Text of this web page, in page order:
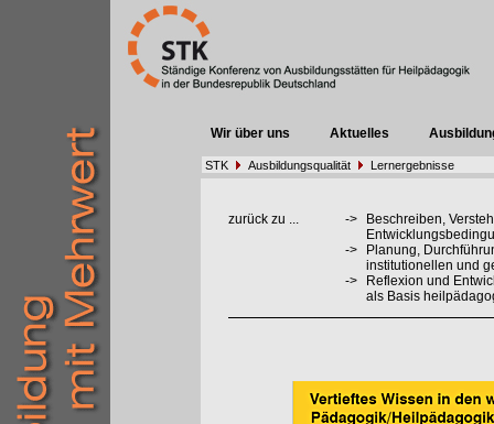
Wir über uns Aktuelles
STK Ausbildungsqualität Lernergebnisse
zurück zu ... ->
Beschreiben,
->
Planung,
institutionellen und
->
Reflexion und
als Basis